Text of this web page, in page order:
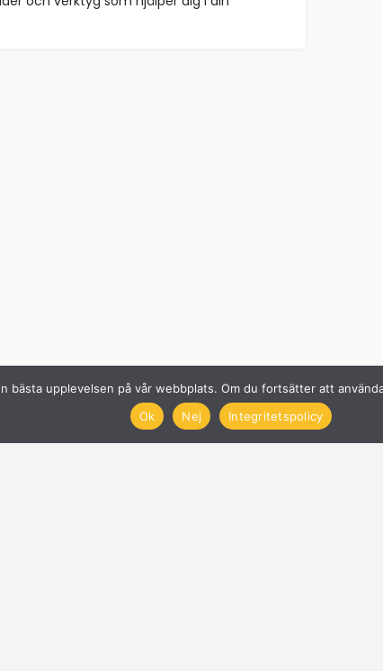
bästa upplevelsen på vår webbplats. Om du fortsätter att
Ok
Nej Integritetspolicy